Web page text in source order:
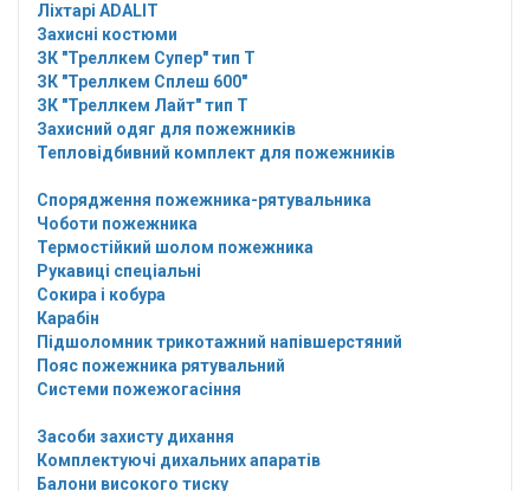
Ліхтарі ADALIT
Захисні костюми
ЗК "Треллкем Супер" тип Т
ЗК "Треллкем Сплеш 600"
ЗК "Треллкем Лайт" тип Т
Захисний одяг для пожежників
Тепловідбивний комплект для пожежників
Спорядження пожежника-рятувальника
Чоботи пожежника
Термостійкий шолом пожежника
Рукавиці спеціальні
Сокира і кобура
Карабін
Підшоломник трикотажний напівшерстяний
Пояс пожежника рятувальний
Системи пожежогасіння
Засоби захисту дихання
Комплектуючі дихальних апаратів
Балони високого тиску